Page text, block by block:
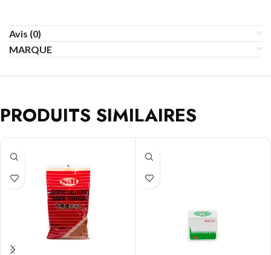
Avis (0)
MARQUE
PRODUITS SIMILAIRES